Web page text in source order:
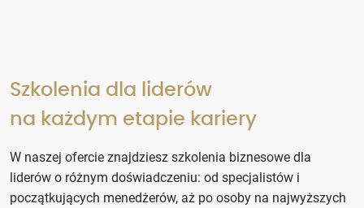
Szkolenia dla liderów
na każdym etapie kariery
W naszej ofercie znajdziesz szkolenia biznesowe dla
liderów o różnym doświadczeniu: od specjalistów i
początkujących menedżerów, aż po osoby na najwyższych